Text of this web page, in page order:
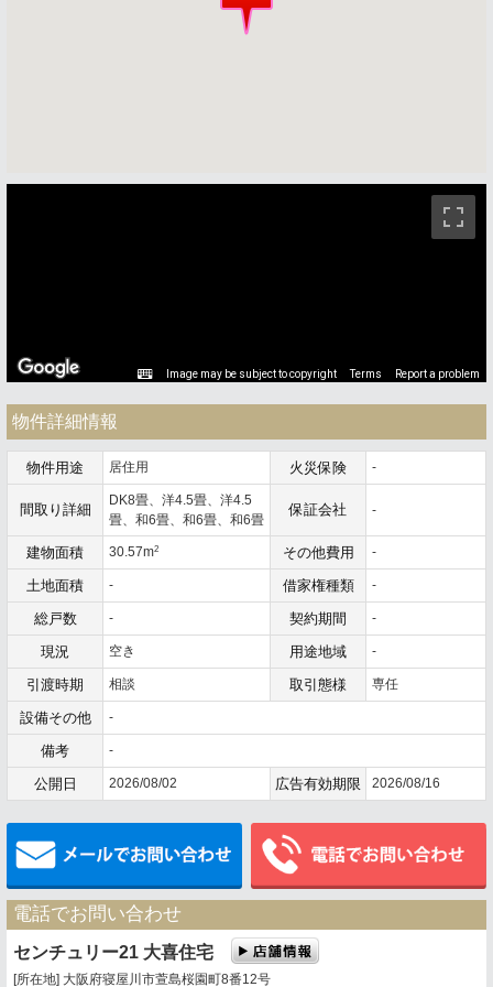
Image may be subject to copyright Terms Report a problem
物件詳細情報
物件用途 居住用 火災保険 -
間取り詳細
DK8畳、洋4.5畳、洋4.5
畳、和6畳、和6畳、和6畳
保証会社 -
建物面積 30.57m2 その他費用 -
土地面積 - 借家権種類 -
総戸数 - 契約期間 -
現況 空き 用途地域 -
引渡時期 相談 取引態様 専任
設備その他 -
備考 -
公開日 2026/08/02 広告有効期限 2026/08/16
メールでお問い合わせ
電話でお問い合わせ
センチュリー21 大喜住宅
[所在地] 大阪府寝屋川市萱島桜園町8番12号